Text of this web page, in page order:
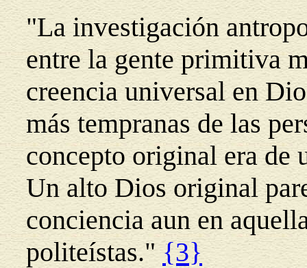
"La investigación
entre la gente primitiva
creencia universal en
más tempranas de las
concepto original era de
Un alto Dios original
conciencia aun en
politeístas." {3}